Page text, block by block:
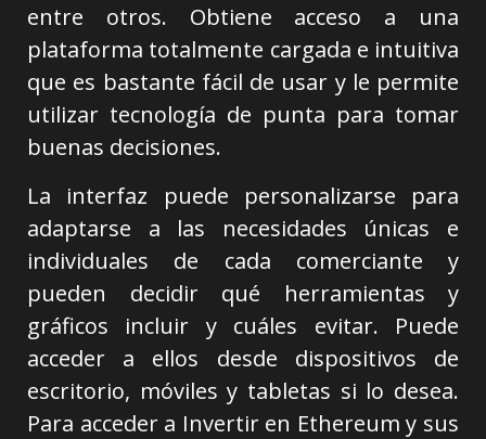
entre otros. Obtiene acceso a una
plataforma totalmente cargada e intuitiva
que es bastante fácil de usar y le permite
utilizar tecnología de punta para tomar
buenas decisiones.
La interfaz puede personalizarse para
adaptarse a las necesidades únicas e
individuales de cada comerciante y
pueden decidir qué herramientas y
gráficos incluir y cuáles evitar. Puede
acceder a ellos desde dispositivos de
escritorio, móviles y tabletas si lo desea.
Para acceder a Invertir en Ethereum y sus